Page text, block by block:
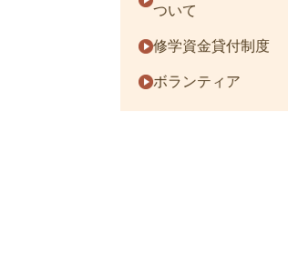
ついて
修学資金貸付制度
ボランティア